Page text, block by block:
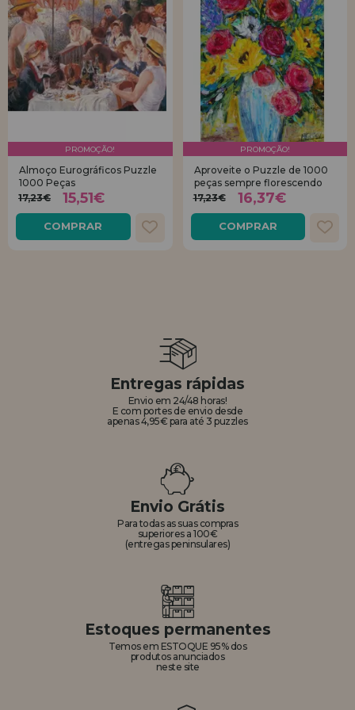
PROMOÇÃO!
Almoço Eurográficos Puzzle
1000 Peças
17,23€
15,51€
COMPRAR
PROMOÇÃO!
Aproveite o Puzzle de 1000
peças sempre florescendo
17,23€
16,37€
COMPRAR
Entregas rápidas
Envio em 24/48 horas!
E com portes de envio desde
apenas 4,95€ para até 3 puzzles
Envio Grátis
Para todas as suas compras
superiores a 100€
(entregas peninsulares)
Estoques permanentes
Temos em ESTOQUE 95% dos
produtos anunciados
neste site